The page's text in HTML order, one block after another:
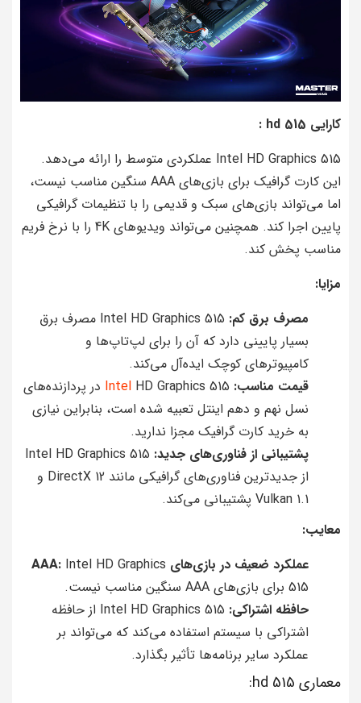
کارایی hd 515 :
Intel HD Graphics 515 عملکردی متوسط ​​را ارائه می‌دهد.
این کارت گرافیک برای بازی‌های AAA سنگین مناسب نیست،
اما می‌تواند بازی‌های سبک و قدیمی را با تنظیمات گرافیکی
پایین اجرا کند. همچنین می‌تواند ویدیوهای 4K را با نرخ فریم
مناسب پخش کند.
مزایا:
مصرف برق کم:
Intel HD Graphics 515 مصرف برق
بسیار پایینی دارد که آن را برای لپ‌تاپ‌ها و
کامپیوترهای کوچک ایده‌آل می‌کند.
قیمت مناسب:
Intel HD Graphics 515 در پردازنده‌های
نسل نهم و دهم اینتل تعبیه شده است، بنابراین نیازی
به خرید کارت گرافیک مجزا ندارید.
پشتیبانی از فناوری‌های جدید: Intel HD Graphics 515
از جدیدترین فناوری‌های گرافیکی مانند DirectX 12 و
Vulkan 1.1 پشتیبانی می‌کند.
معایب:
عملکرد ضعیف در بازی‌های AAA: Intel HD Graphics
515 برای بازی‌های AAA سنگین مناسب نیست.
حافظه اشتراکی:
Intel HD Graphics 515 از حافظه
اشتراکی با سیستم استفاده می‌کند که می‌تواند بر
عملکرد سایر برنامه‌ها تأثیر بگذارد.
معماری hd 515: